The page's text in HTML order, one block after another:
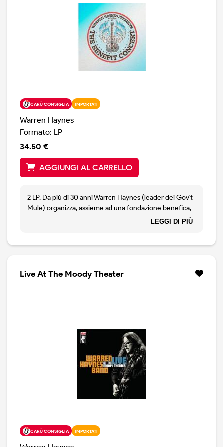
CARÙ CONSIGLIA IMPORTATI
Warren Haynes
Formato: LP
34.50 €
AGGIUNGI AL CARRELLO
2 LP. Da più di 30 anni Warren Haynes (leader dei Gov't
Mule) organizza, assieme ad una fondazione benefica,
la Christmas Jam', che si svolge ad Asheville, North
The Kids ( il batterista dei Grateful Dead Bill
Kreutzmann con Tom Hamilton, Reed Mathis & Aron
Mule, riprendendo due brani di Neil Young, con Jackie
Greene ospite. Oltre a Tonight's The Night e Cinnamon
Girl, la serata vede scorrere classici come Shakedown
Street, The Night They Drove Old Dixie Down, Can't
You See, Danko & Manuel, Southern Woman ed altri
ancora. Vinyl limited Edition, stampa Usa, 180 grammi.
LEGGI DI PIÙ
Live At The Moody Theater
CARÙ CONSIGLIA IMPORTATI